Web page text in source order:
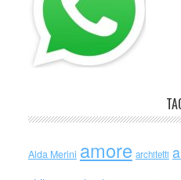
Alda Merini amore architetti